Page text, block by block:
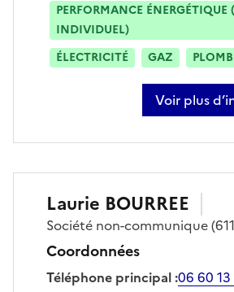
PERFORMANCE ÉNERGÉTIQUE
INDIVIDUEL)
ÉLECTRICITÉ
GAZ PLOMB
Voir plus
sur arnaud
Laurie BOURREE
Société non-communique
Coordonnées
Téléphone principal:06 60